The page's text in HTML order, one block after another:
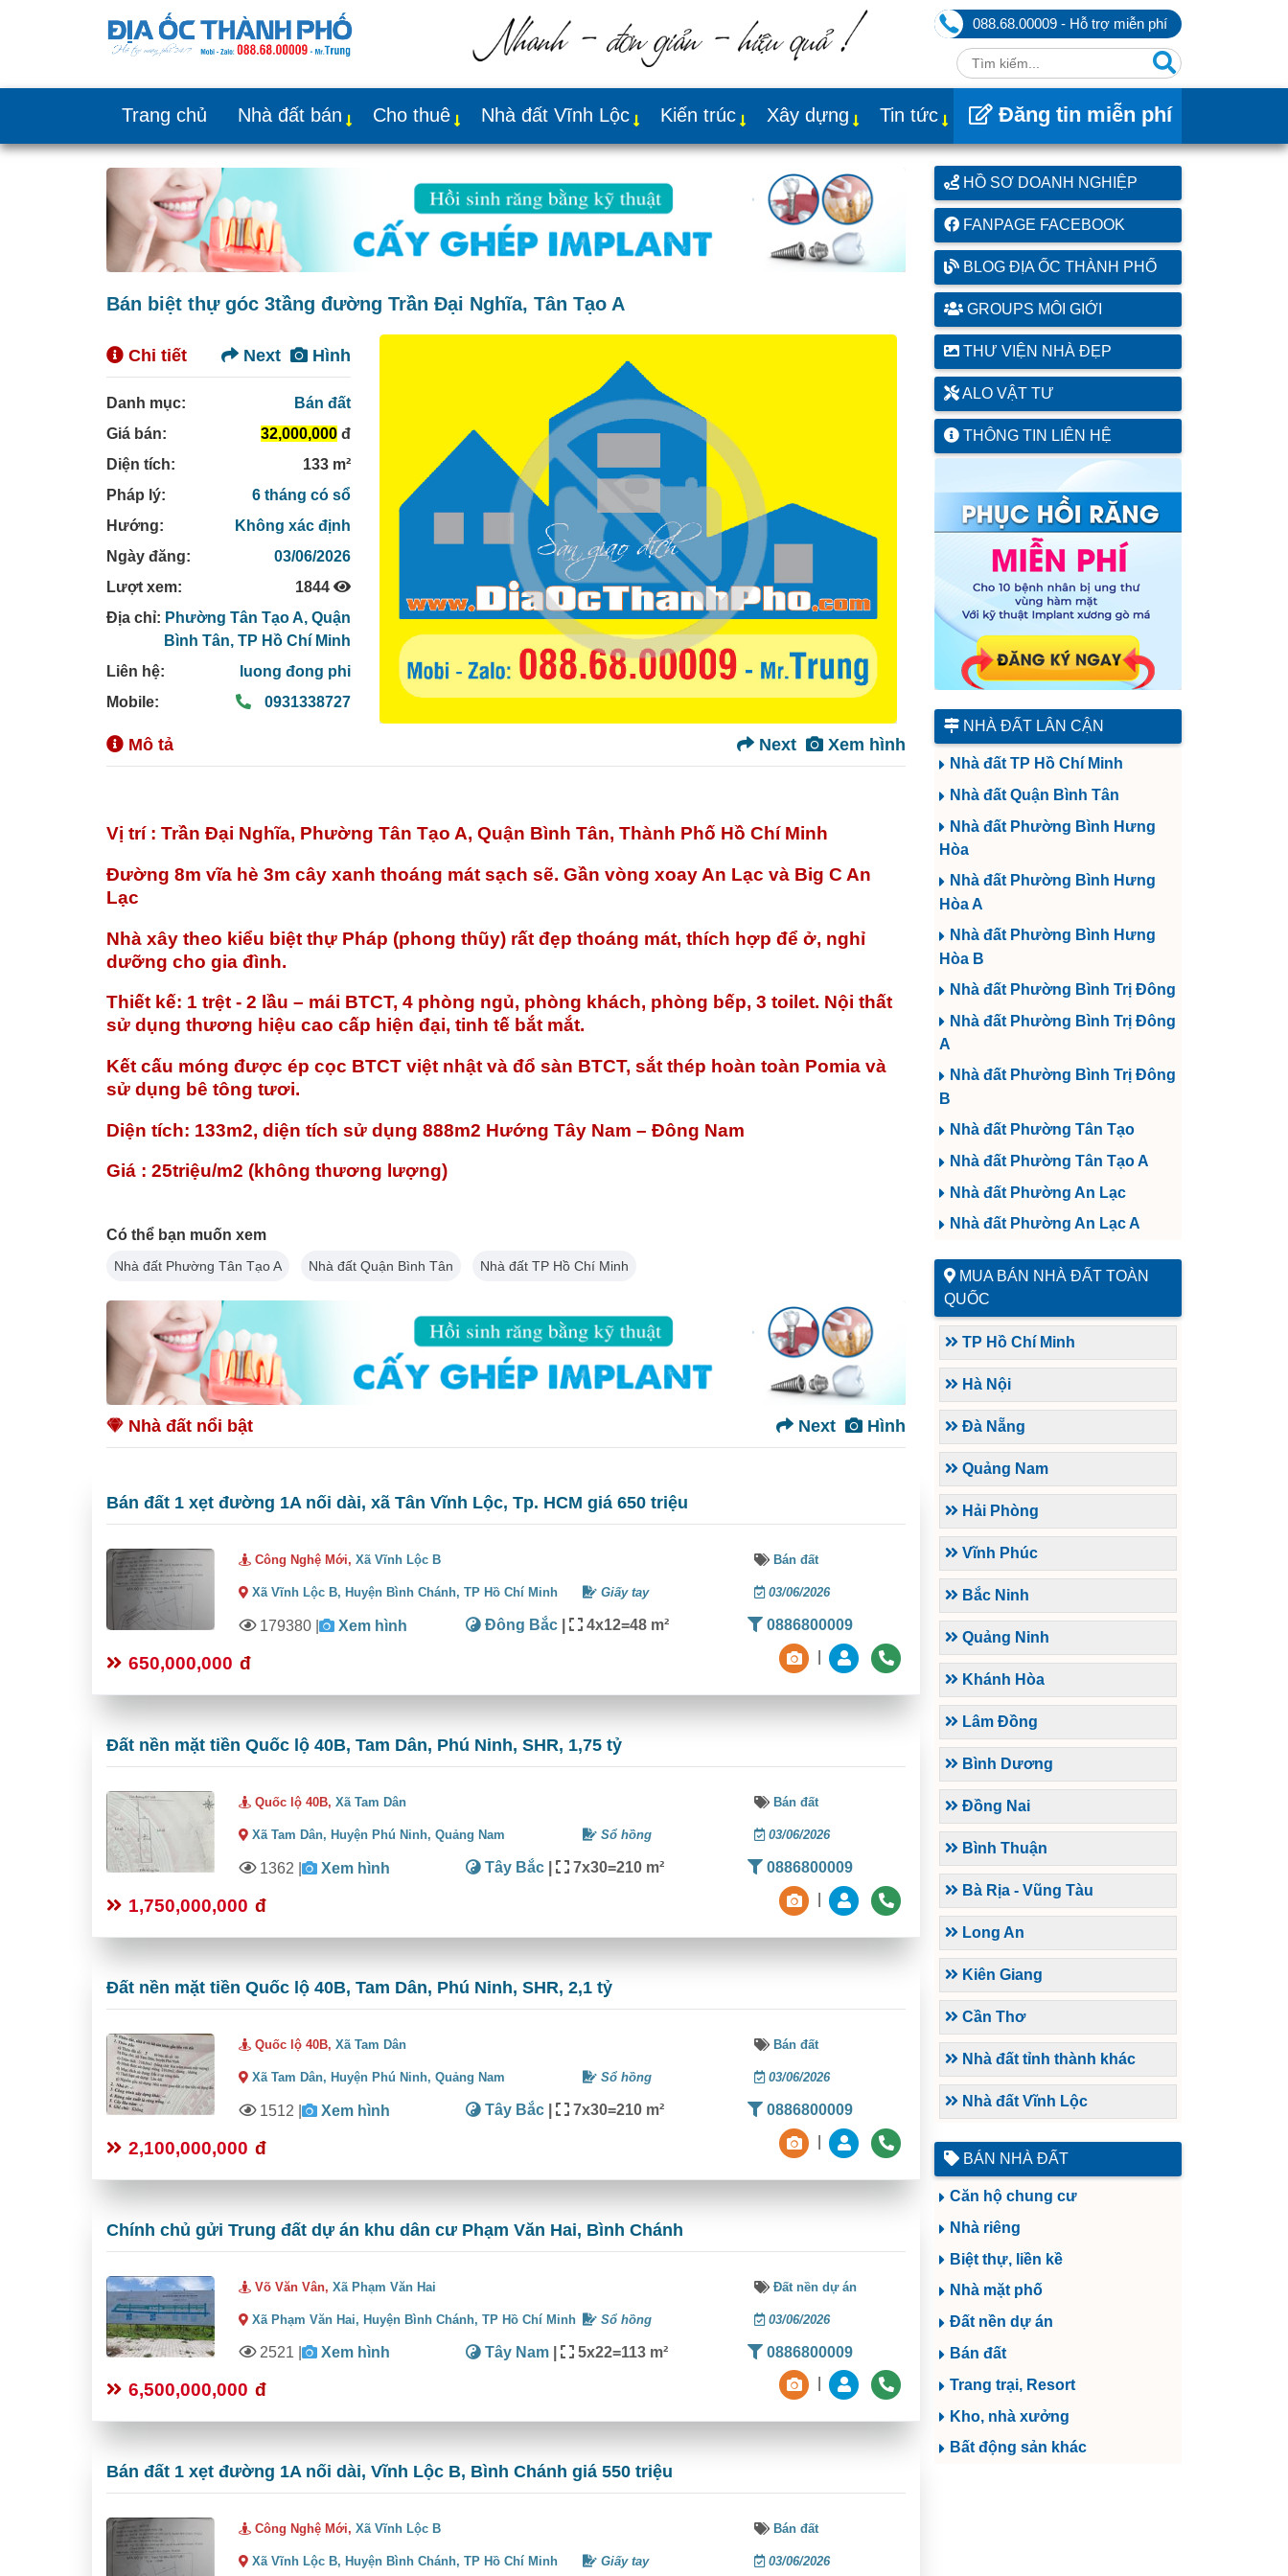
088.68.00009 - Hỗ trợ miễn phí
Trang chủ Nhà đất bán Cho thuê Nhà đất Vĩnh Lộc Kiến trúc Xây dựng Tin tức Đăng tin miễn phí
Bán biệt thự góc 3tầng đường Trần Đại Nghĩa, Tân Tạo A
Chi tiết Hình
Next
Danh mục:
Bán đất
Giá bán:
32,000,000 đ
Diện tích:
133 m²
Pháp lý:
6 tháng có sổ
Hướng:
Không xác định
Ngày đăng:
03/06/2026
Lượt xem:
1844
Địa chỉ: Phường Tân Tạo A,Quận
Bình Tân,TP Hồ Chí Minh
Liên hệ:
luong đong phi
Mobile:
0931338727
Mô tả Xem hình
Next
Vị trí : Trần Đại Nghĩa, Phường Tân Tạo A, Quận Bình Tân, Thành Phố Hồ Chí Minh
Đường 8m vĩa hè 3m cây xanh thoáng mát sạch sẽ. Gần vòng xoay An Lạc và Big C An
Lạc
Nhà xây theo kiểu biệt thự Pháp (phong thũy) rất đẹp thoáng mát, thích hợp để ở, nghỉ
dưỡng cho gia đình.
Thiết kế: 1 trệt - 2 lầu – mái BTCT, 4 phòng ngủ, phòng khách, phòng bếp, 3 toilet. Nội thất
sử dụng thương hiệu cao cấp hiện đại, tinh tế bắt mắt.
Kết cấu móng được ép cọc BTCT việt nhật và đổ sàn BTCT, sắt thép hoàn toàn Pomia và
sử dụng bê tông tươi.
Diện tích: 133m2, diện tích sử dụng 888m2 Hướng Tây Nam – Đông Nam
Giá : 25triệu/m2 (không thương lượng)
Có thể bạn muốn xem
Nhà đất Phường Tân Tạo A Nhà đất Quận Bình Tân Nhà đất TP Hồ Chí Minh
Nhà đất nổi bật Hình
Next
Bán đất 1 xẹt đường 1A nối dài, xã Tân Vĩnh Lộc, Tp. HCM giá 650 triệu
Công Nghệ Mới,Xã Vĩnh Lộc B Bán đất
Xã Vĩnh Lộc B, Huyện Bình Chánh,TP Hồ Chí Minh Giấy tay 03/06/2026
179380 | Xem hình Đông Bắc| 4x12=48 m² 0886800009
650,000,000 đ
Đất nền mặt tiền Quốc lộ 40B, Tam Dân, Phú Ninh, SHR, 1,75 tỷ
Quốc lộ 40B,Xã Tam Dân Bán đất
Xã Tam Dân, Huyện Phú Ninh,Quảng Nam Sổ hồng 03/06/2026
1362 | Xem hình Tây Bắc| 7x30=210 m² 0886800009
1,750,000,000 đ
Đất nền mặt tiền Quốc lộ 40B, Tam Dân, Phú Ninh, SHR, 2,1 tỷ
Quốc lộ 40B,Xã Tam Dân Bán đất
Xã Tam Dân, Huyện Phú Ninh,Quảng Nam Sổ hồng 03/06/2026
1512 | Xem hình Tây Bắc| 7x30=210 m² 0886800009
2,100,000,000 đ
Chính chủ gửi Trung đất dự án khu dân cư Phạm Văn Hai, Bình Chánh
Võ Văn Vân,Xã Phạm Văn Hai Đất nền dự án
Xã Phạm Văn Hai, Huyện Bình Chánh,TP Hồ Chí Minh Sổ hồng 03/06/2026
2521 | Xem hình Tây Nam| 5x22=113 m² 0886800009
6,500,000,000 đ
Bán đất 1 xẹt đường 1A nối dài, Vĩnh Lộc B, Bình Chánh giá 550 triệu
Công Nghệ Mới,Xã Vĩnh Lộc B Bán đất
Xã Vĩnh Lộc B, Huyện Bình Chánh,TP Hồ Chí Minh Giấy tay 03/06/2026
HỒ SƠ DOANH NGHIỆP
FANPAGE FACEBOOK
BLOG ĐỊA ỐC THÀNH PHỐ
GROUPS MÔI GIỚI
THƯ VIỆN NHÀ ĐẸP
ALO VẬT TƯ
THÔNG TIN LIÊN HỆ
NHÀ ĐẤT LÂN CẬN
Nhà đất TP Hồ Chí Minh
Nhà đất Quận Bình Tân
Nhà đất Phường Bình Hưng
Hòa
Nhà đất Phường Bình Hưng
Hòa A
Nhà đất Phường Bình Hưng
Hòa B
Nhà đất Phường Bình Trị Đông
Nhà đất Phường Bình Trị Đông
A
Nhà đất Phường Bình Trị Đông
B
Nhà đất Phường Tân Tạo
Nhà đất Phường Tân Tạo A
Nhà đất Phường An Lạc
Nhà đất Phường An Lạc A
MUA BÁN NHÀ ĐẤT TOÀN
QUỐC
TP Hồ Chí Minh
Hà Nội
Đà Nẵng
Quảng Nam
Hải Phòng
Vĩnh Phúc
Bắc Ninh
Quảng Ninh
Khánh Hòa
Lâm Đồng
Bình Dương
Đồng Nai
Bình Thuận
Bà Rịa - Vũng Tàu
Long An
Kiên Giang
Cần Thơ
Nhà đất tỉnh thành khác
Nhà đất Vĩnh Lộc
BÁN NHÀ ĐẤT
Căn hộ chung cư
Nhà riêng
Biệt thự, liền kề
Nhà mặt phố
Đất nền dự án
Bán đất
Trang trại, Resort
Kho, nhà xưởng
Bất động sản khác